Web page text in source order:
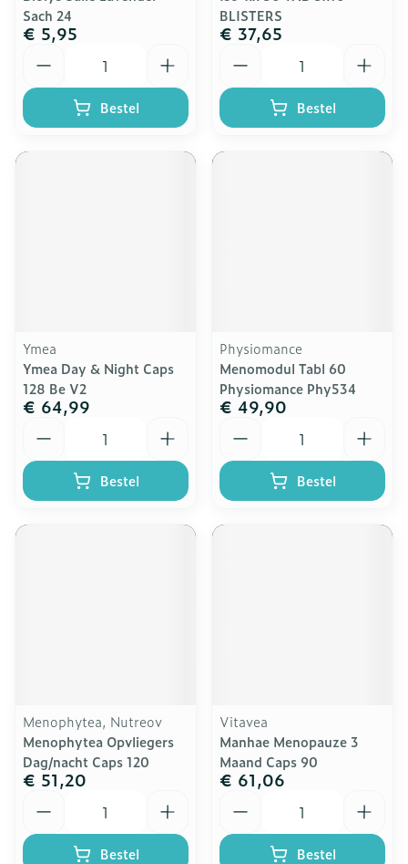
Sach 24
€ 5,95
Bestel
BLISTERS
€ 37,65
Bestel
Ymea
Ymea Day & Night Caps
128 Be V2
€ 64,99
Bestel
Physiomance
Menomodul Tabl 60
Physiomance Phy534
€ 49,90
Bestel
Menophytea, Nutreov
Menophytea Opvliegers
Dag/nacht Caps 120
€ 51,20
Bestel
Vitavea
Manhae Menopauze 3
Maand Caps 90
€ 61,06
Bestel